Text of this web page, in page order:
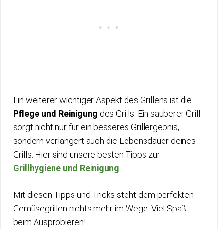
Ein weiterer wichtiger Aspekt des Grillens ist die
Pflege und Reinigung des Grills. Ein sauberer Grill
sorgt nicht nur für ein besseres Grillergebnis,
sondern verlängert auch die Lebensdauer deines
Grills. Hier sind unsere besten Tipps zur
Grillhygiene und Reinigung
Mit diesen Tipps und Tricks steht dem perfekten
Gemüsegrillen nichts mehr im Wege. Viel Spaß
beim Ausprobieren!